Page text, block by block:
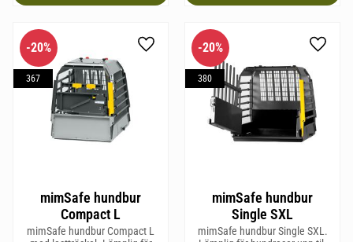
mimSafe hundbur
Compact L
mimSafe hundbur Compact L
20%
367
Lägg till i favoriter
mimSafe hundbur
Single SXL
mimSafe hundbur Single SXL.
20%
380
Lägg